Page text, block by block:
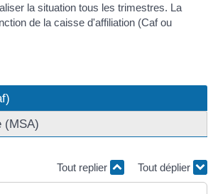
la situation tous les trimestres. La
de la caisse d'affiliation (Caf ou
(MSA)
Tout replier Tout déplier